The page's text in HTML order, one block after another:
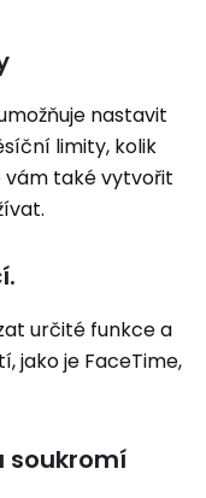
nastavit
limity, kolik
vám také vytvořit
určité funkce a
jako je FaceTime,
soukromí